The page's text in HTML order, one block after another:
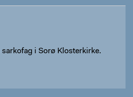
i Sorø Klosterkirke.